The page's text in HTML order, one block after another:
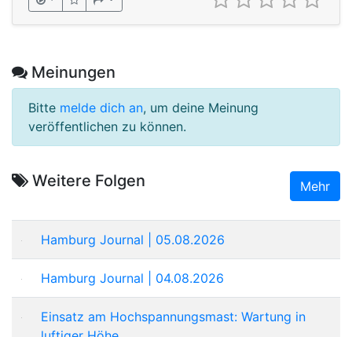
Meinungen
Bitte melde dich an, um deine Meinung
veröffentlichen zu können.
Weitere Folgen Mehr
Hamburg Journal | 05.08.2026
Hamburg Journal | 04.08.2026
Einsatz am Hochspannungsmast: Wartung in